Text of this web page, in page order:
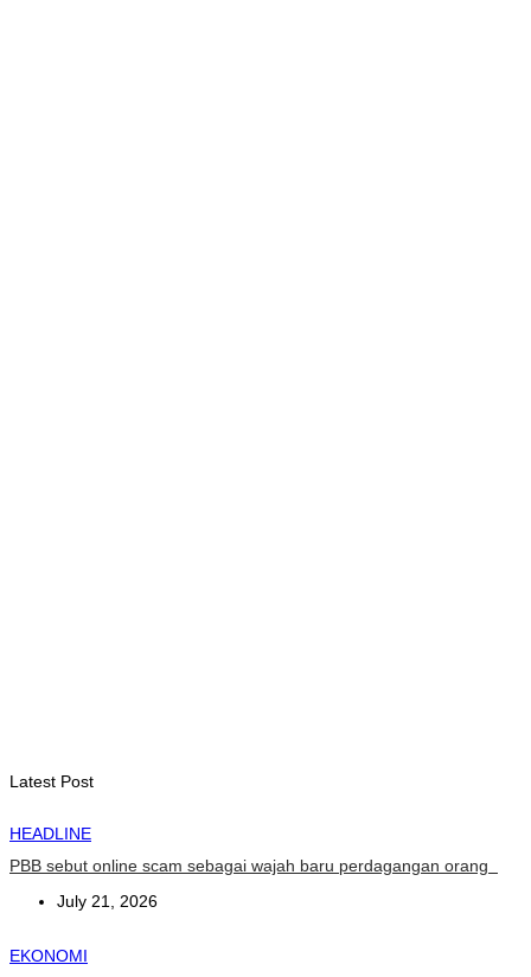
Latest Post
HEADLINE
PBB sebut online scam sebagai wajah baru perdagangan orang
July 21, 2026
EKONOMI